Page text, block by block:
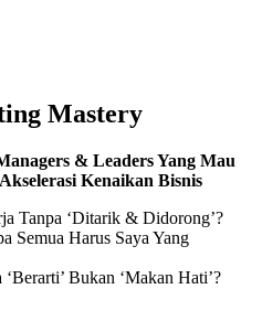
Mastery
& Leaders Yang Mau
Kenaikan Bisnis
Tanpa ‘Ditarik & Didorong’?
Semua Harus Saya Yang
Bukan ‘Makan Hati’?